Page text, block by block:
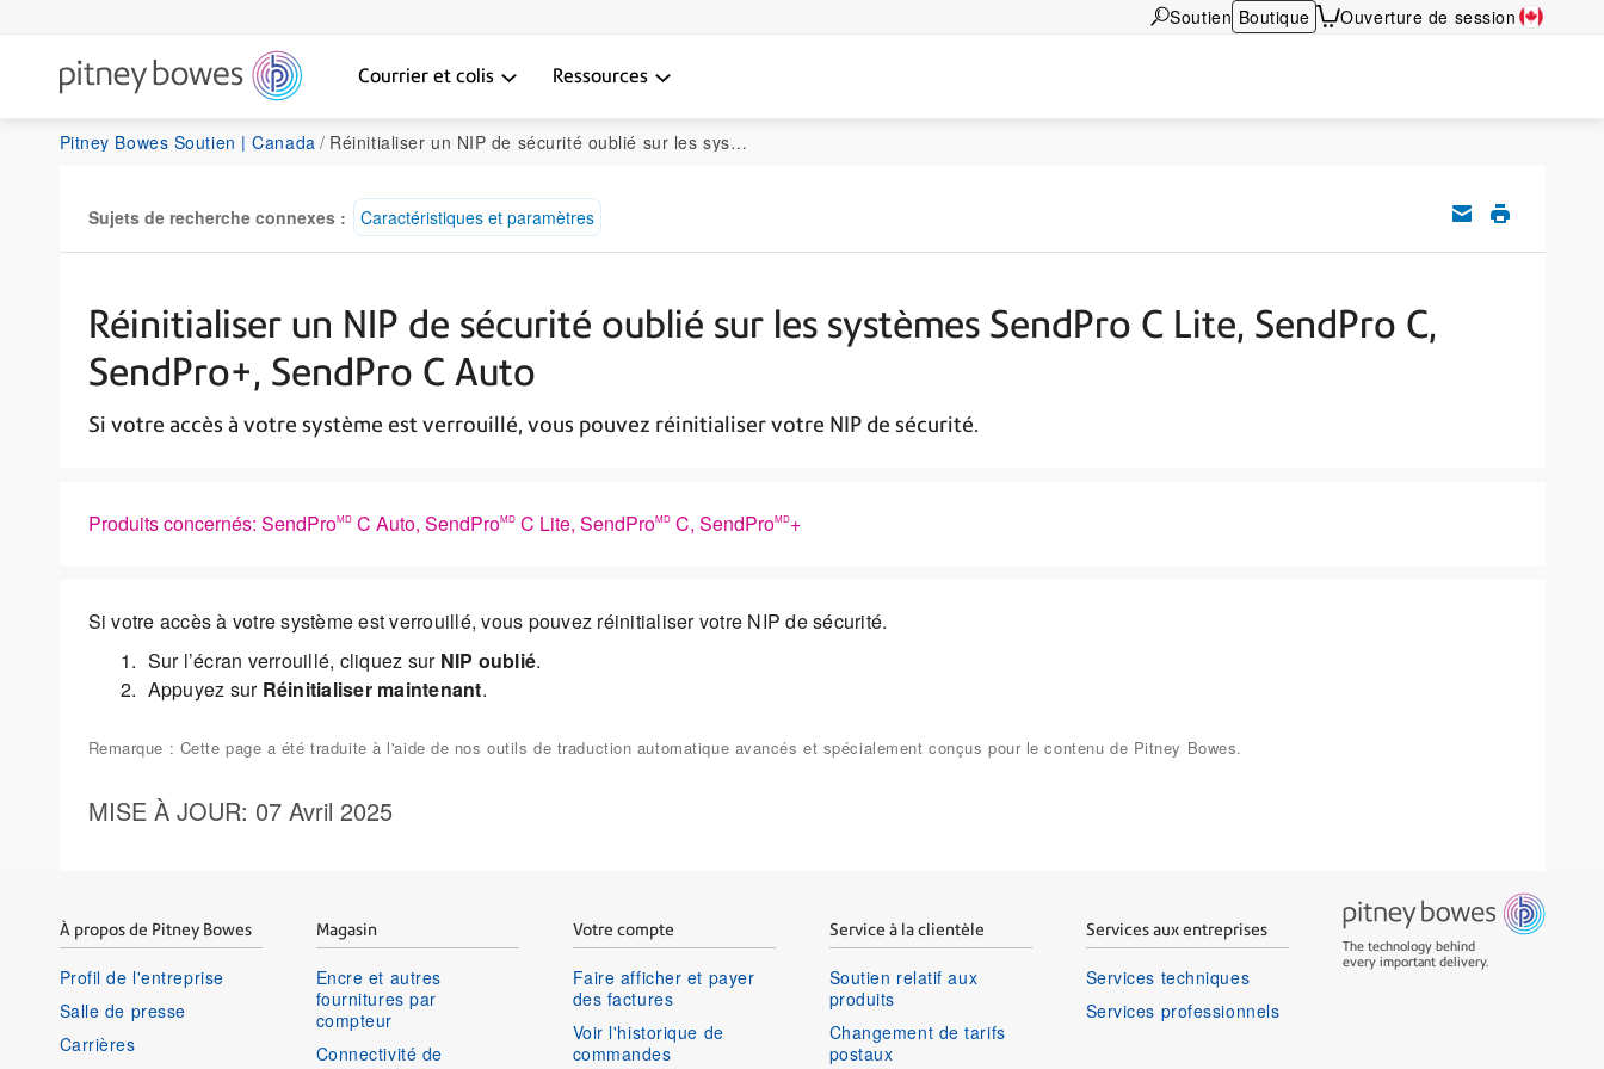
Soutien Boutique Ouverture de session
Courrier et colis Ressources
Pitney Bowes Soutien | Canada Réinitialiser un NIP de sécurité oublié sur les systèmes SendPro C Lite, SendPro C, SendPro+, SendPro C Auto
Sujets de recherche connexes : Caractéristiques et paramètres
Réinitialiser un NIP de sécurité oublié sur les systèmes SendPro C Lite, SendPro C,
SendPro+, SendPro C Auto
Si votre accès à votre système est verrouillé, vous pouvez réinitialiser votre NIP de sécurité.
Produits concernés: SendProMDC Auto, SendProMDC Lite, SendProMDC, SendProMD+
Si votre accès à votre système est verrouillé, vous pouvez réinitialiser votre NIP de sécurité.
Sur l’écran verrouillé, cliquez sur NIP oublié.
Appuyez sur Réinitialiser maintenant.
Remarque : Cette page a été traduite à l'aide de nos outils de traduction automatique avancés et spécialement conçus pour le contenu de Pitney Bowes.
MISE À JOUR: 07 Avril 2025
À propos de Pitney Bowes
Profil de l'entreprise
Salle de presse
Carrières
Magasin
Encre et autres
fournitures par
compteur
Connectivité de
Votre compte
Faire afficher et payer
des factures
Voir l'historique de
commandes
Service à la clientèle
Soutien relatif aux
produits
Changement de tarifs
postaux
Services aux entreprises
Services techniques
Services professionnels
The technology behind
every important delivery.